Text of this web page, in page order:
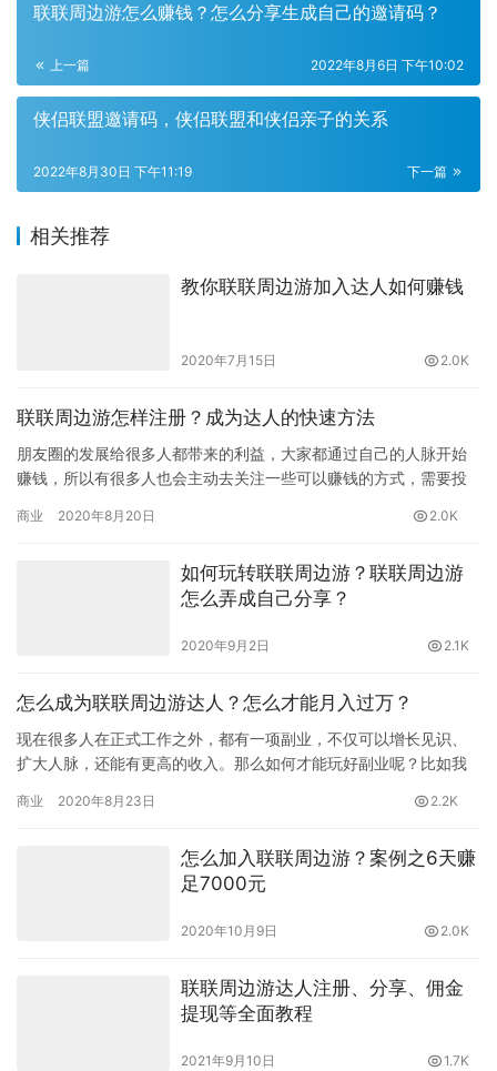
联联周边游怎么赚钱？怎么分享生成自己的邀请码？
上一篇 2022年8月6日 下午10:02
侠侣联盟邀请码，侠侣联盟和侠侣亲子的关系
下一篇
2022年8月30日 下午11:19
相关推荐
教你联联周边游加入达人如何赚钱
2020年7月15日 2.0K
联联周边游怎样注册？成为达人的快速方法
朋友圈的发展给很多人都带来的利益，大家都通过自己的人脉开始
赚钱，所以有很多人也会主动去关注一些可以赚钱的方式，需要投
的方式…
商业 2020年8月20日 2.0K
如何玩转联联周边游？联联周边游
怎么弄成自己分享？
2020年9月2日 2.1K
怎么成为联联周边游达人？怎么才能月入过万？
现在很多人在正式工作之外，都有一项副业，不仅可以增长见识、
扩大人脉，还能有更高的收入。那么如何才能玩好副业呢？比如我
联周…
商业 2020年8月23日 2.2K
怎么加入联联周边游？案例之6天赚
足7000元
2020年10月9日 2.0K
联联周边游达人注册、分享、佣金
提现等全面教程
2021年9月10日 1.7K